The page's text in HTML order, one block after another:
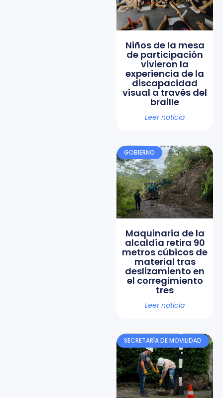
Niños de la mesa
de participación
vivieron la
experiencia de la
discapacidad
visual a través del
braille
Leer noticia
GOBIERNO
Maquinaria de la
alcaldía retira 90
metros cúbicos de
material tras
deslizamiento en
el corregimiento
tres
Leer noticia
SECRETARÍA DE MOVILIDAD